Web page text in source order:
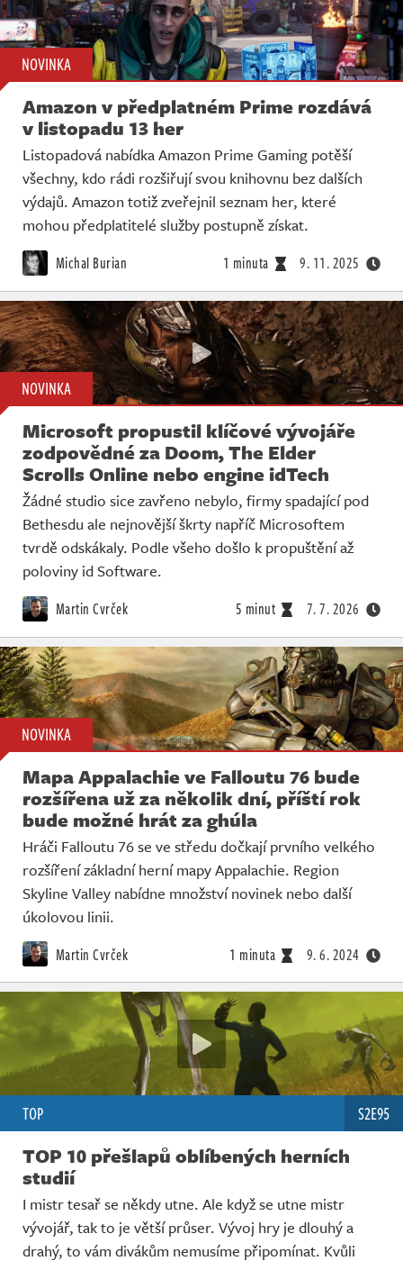
NOVINKA
Amazon v předplatném Prime rozdává
v listopadu 13 her
Listopadová nabídka Amazon Prime Gaming potěší
všechny, kdo rádi rozšiřují svou knihovnu bez dalších
výdajů. Amazon totiž zveřejnil seznam her, které
mohou předplatitelé služby postupně získat.
Michal Burian 1 minuta 9. 11. 2025
NOVINKA
Microsoft propustil klíčové vývojáře
zodpovědné za Doom, The Elder
Scrolls Online nebo engine idTech
Žádné studio sice zavřeno nebylo, firmy spadající pod
Bethesdu ale nejnovější škrty napříč Microsoftem
tvrdě odskákaly. Podle všeho došlo k propuštění až
poloviny id Software.
Martin Cvrček 5 minut 7. 7. 2026
NOVINKA
Mapa Appalachie ve Falloutu 76 bude
rozšířena už za několik dní, příští rok
bude možné hrát za ghúla
Hráči Falloutu 76 se ve středu dočkají prvního velkého
rozšíření základní herní mapy Appalachie. Region
Skyline Valley nabídne množství novinek nebo další
úkolovou linii.
Martin Cvrček 1 minuta 9. 6. 2024
TOP S2E95
TOP 10 přešlapů oblíbených herních
studií
I mistr tesař se někdy utne. Ale když se utne mistr
vývojář, tak to je větší průser. Vývoj hry je dlouhý a
drahý, to vám divákům nemusíme připomínat. Kvůli